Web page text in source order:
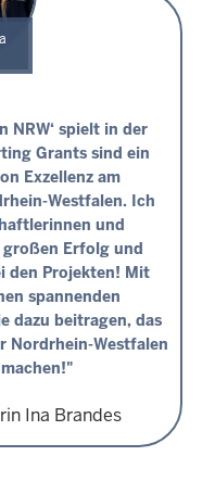
NRW‘ spielt in der
Grants sind ein
Exzellenz am
Westfalen. Ich
und
Erfolg und
den Projekten! Mit
spannenden
dazu beitragen, das
Nordrhein-Westfalen
Ina Brandes